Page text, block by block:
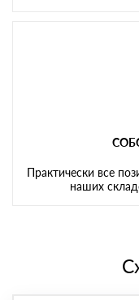
Практически все
наших